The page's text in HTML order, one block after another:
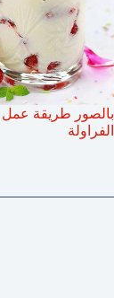
بالصور طريقة عمل
الفراولة